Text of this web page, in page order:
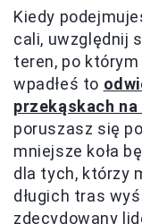
Kiedy
cali, uwzględnij
teren, po
wpadłeś to
przekąskach
poruszasz się
mniejsze koła
dla tych, którzy
długich tras
zdecydowany